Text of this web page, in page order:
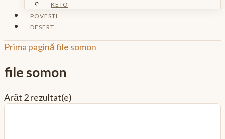
KETO
POVESTI
DESERT
Prima paginăfile somon
file somon
Arăt 2 rezultat(e)